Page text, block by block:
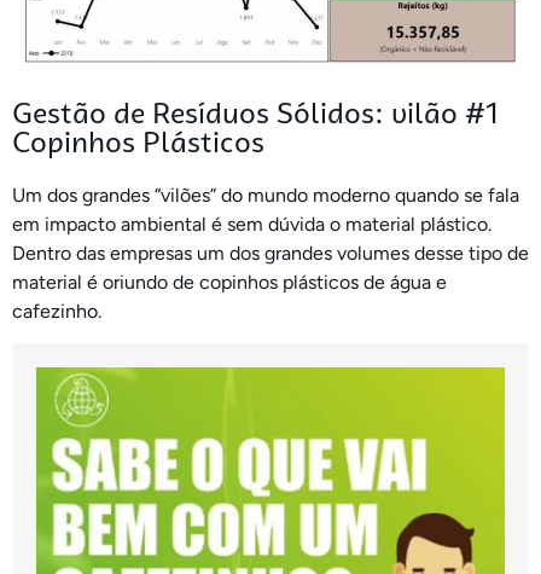
Gestão de Resíduos Sólidos: vilão #1
Copinhos Plásticos
Um dos grandes “vilões” do mundo moderno quando se fala
em impacto ambiental é sem dúvida o material plástico.
Dentro das empresas um dos grandes volumes desse tipo de
material é oriundo de copinhos plásticos de água e
cafezinho.